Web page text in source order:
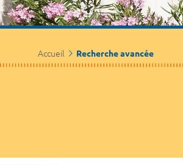
Accueil Recherche avancée